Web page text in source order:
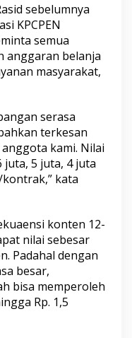
sebelumnya
KPCPEN
semua
anggaran belanja
masyarakat,
serasa
terkesan
kami. Nilai
5 juta, 4 juta
kata
konten 12-
nilai sebesar
Padahal dengan
besar,
bisa memperoleh
Rp. 1,5